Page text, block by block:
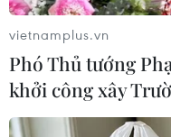
Hub).
Được đặt tại Khu
Hub có mục tiêu
cho hỗ trợ doanh
là nền tảng hỗ trợ
vietnamplus.vn
Phó Thủ tướng
khởi công xây